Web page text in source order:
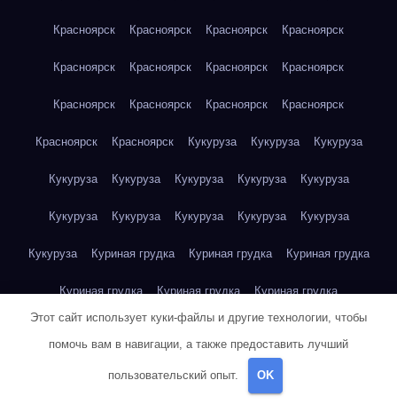
Красноярск Красноярск Красноярск Красноярск
Красноярск Красноярск Красноярск Красноярск
Красноярск Красноярск Красноярск Красноярск
Красноярск Красноярск Кукуруза Кукуруза Кукуруза
Кукуруза Кукуруза Кукуруза Кукуруза Кукуруза
Кукуруза Кукуруза Кукуруза Кукуруза Кукуруза
Кукуруза Куриная грудка Куриная грудка Куриная грудка
Куриная грудка Куриная грудка Куриная грудка
Куриная грудка Куриная грудка
Этот сайт использует куки-файлы и другие технологии, чтобы
помочь вам в навигации, а также предоставить лучший
пользовательский опыт. OK